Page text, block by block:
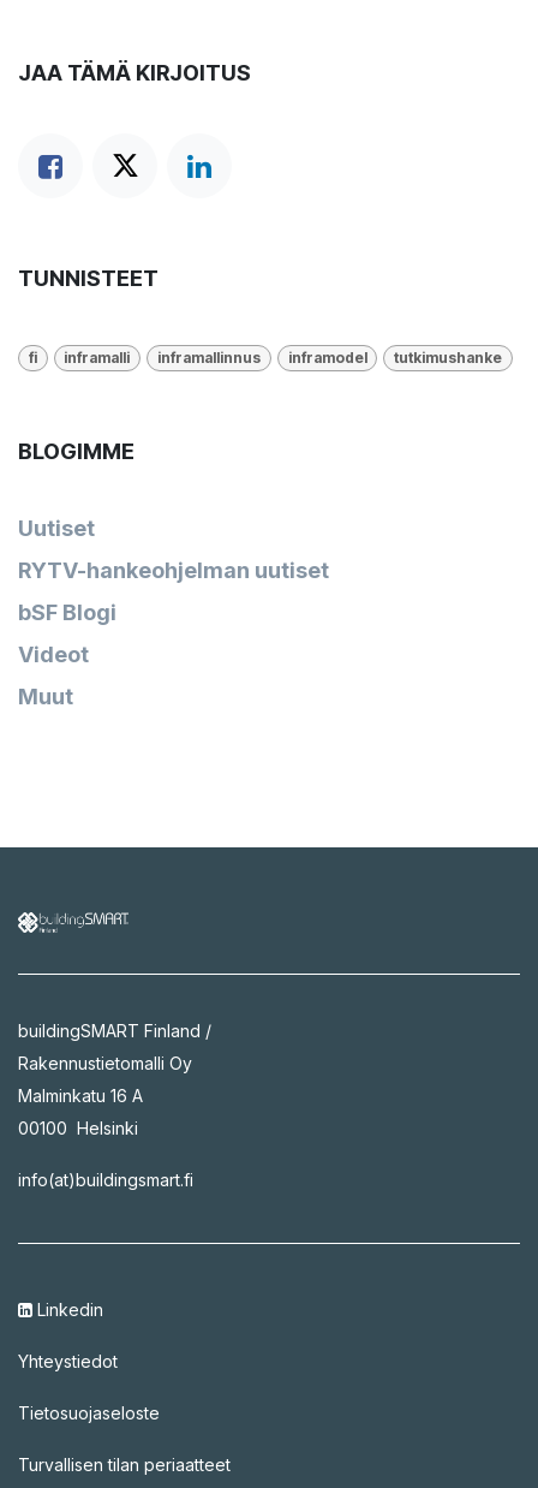
JAA TÄMÄ KIRJOITUS
TUNNISTEET
fi inframalli inframallinnus inframodel tutkimushanke
BLOGIMME
Uutiset
RYTV-hankeohjelman uutiset
bSF Blogi
Videot
Muut
buildingSMART Finland /
Rakennustietomalli Oy
Malminkatu 16 A
00100 Helsinki
info(at)buildingsmart.fi
Linkedin
Yhteystiedot
Tietosuojaseloste
Turvallisen tilan periaatteet